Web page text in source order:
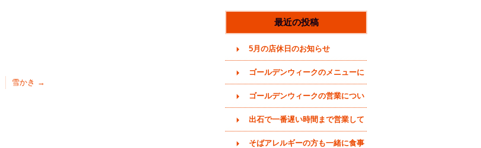
雪かき →
最近の投稿
5月の店休日のお知らせ
ゴールデンウィークのメニューに
ついて(2026年)
ゴールデンウィークの営業につい
て(2026年4月29日)
出石で一番遅い時間まで営業して
いるそば屋(〜20時まで)
そばアレルギーの方も一緒に食事